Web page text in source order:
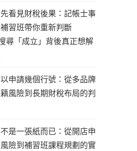
看見財稅後果：記帳士事
習班帶你重新判斷
尋「成立」背後真正想解
申請幾個行號：從多品牌
風險到長期財稅布局的判
是一張紙而已：從開店申
險到補習班課程規劃的實